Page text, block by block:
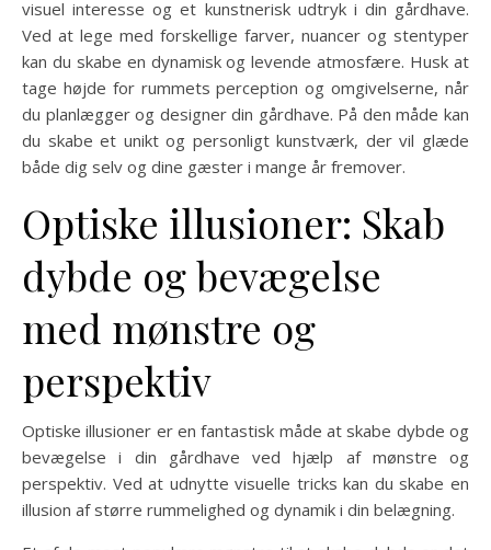
visuel interesse og et kunstnerisk udtryk i din gårdhave.
Ved at lege med forskellige farver, nuancer og stentyper
kan du skabe en dynamisk og levende atmosfære. Husk at
tage højde for rummets perception og omgivelserne, når
du planlægger og designer din gårdhave. På den måde kan
du skabe et unikt og personligt kunstværk, der vil glæde
både dig selv og dine gæster i mange år fremover.
Optiske illusioner: Skab
dybde og bevægelse
med mønstre og
perspektiv
Optiske illusioner er en fantastisk måde at skabe dybde og
bevægelse i din gårdhave ved hjælp af mønstre og
perspektiv. Ved at udnytte visuelle tricks kan du skabe en
illusion af større rummelighed og dynamik i din belægning.